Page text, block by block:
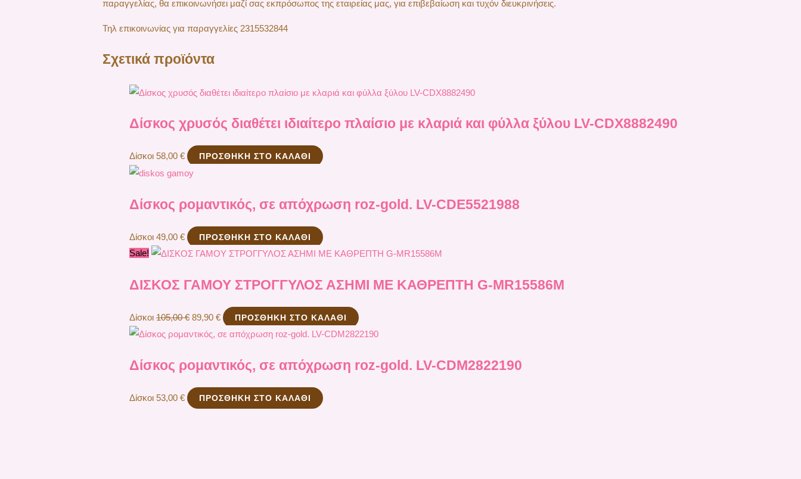
παραγγελίας, θα επικοινωνήσει μαζί σας εκπρόσωπος της εταιρείας μας, για επιβεβαίωση και τυχόν διευκρινήσεις.
Τηλ επικοινωνίας για παραγγελίες 2315532844
Σχετικά προϊόντα
Δίσκος χρυσός διαθέτει ιδιαίτερο πλαίσιο με κλαριά και φύλλα ξύλου LV-CDX8882490
Δίσκοι58,00€ ΠΡΟΣΘΉΚΗ ΣΤΟ ΚΑΛΆΘΙ
Δίσκος ρομαντικός, σε απόχρωση roz-gold. LV-CDE5521988
Δίσκοι49,00€ ΠΡΟΣΘΉΚΗ ΣΤΟ ΚΑΛΆΘΙ
Sale!
ΔΙΣΚΟΣ ΓΑΜΟΥ ΣΤΡΟΓΓΥΛΟΣ ΑΣΗΜΙ ΜΕ ΚΑΘΡΕΠΤΗ G-MR15586Μ
Δίσκοι105,00€ 89,90€ ΠΡΟΣΘΉΚΗ ΣΤΟ ΚΑΛΆΘΙ
Δίσκος ρομαντικός, σε απόχρωση roz-gold. LV-CDM2822190
Δίσκοι53,00€ ΠΡΟΣΘΉΚΗ ΣΤΟ ΚΑΛΆΘΙ